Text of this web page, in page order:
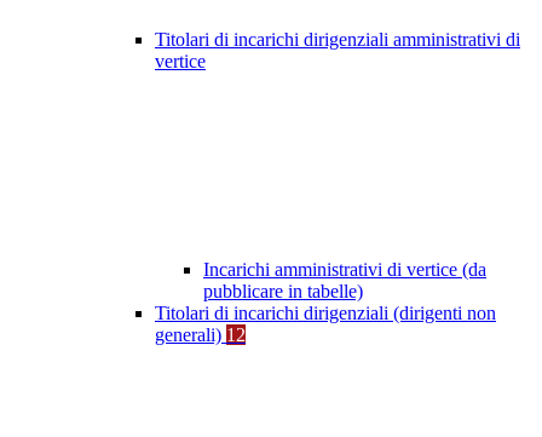
Titolari di incarichi dirigenziali amministrativi di
vertice
Incarichi amministrativi di vertice (da
pubblicare in tabelle)
Titolari di incarichi dirigenziali (dirigenti non
generali) 12